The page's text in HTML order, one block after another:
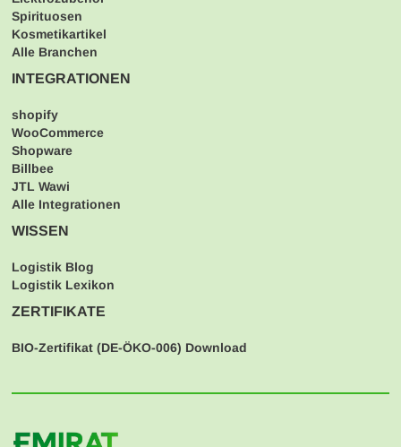
Spirituosen
Kosmetikartikel
Alle Branchen
INTEGRATIONEN
shopify
WooCommerce
Shopware
Billbee
JTL Wawi
Alle Integrationen
WISSEN
Logistik Blog
Logistik Lexikon
ZERTIFIKATE
BIO-Zertifikat (DE-ÖKO-006) Download